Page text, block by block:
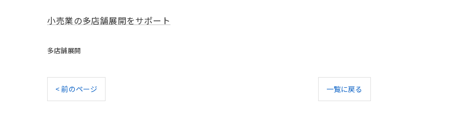
小売業の多店舗展開をサポート
多店舗展開
< 前のページ 一覧に戻る